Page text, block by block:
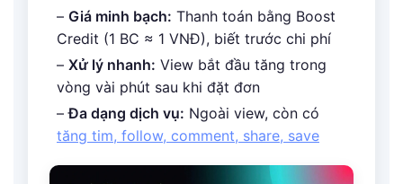
– Giá minh bạch: Thanh toán bằng Boost
Credit (1 BC ≈ 1 VNĐ), biết trước chi phí
– Xử lý nhanh: View bắt đầu tăng trong
vòng vài phút sau khi đặt đơn
–Đa dạng dịch vụ: Ngoài view, còn có
tăng tim, follow, comment, share, save